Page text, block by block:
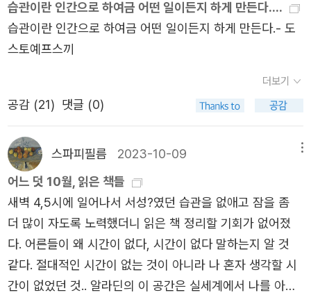
이후 같은 선택을 반복하게 된다. 여기서 스따브로긴은 그가
추구하듯 자유로운가를 질문해본다. 두 의지가 싸우고 있다
는 사실에서부터 그가 자유롭지 않음이 드러나는 것이 아닐
까? 아니면 매번 같은 선택을 하고 있다는 것에서도 마찬가
지 결론에 이른다. 습관이나 경향성은 이미 자유롭지 않은
것을 보여주는 것이다. 서구의 사상에 물든 사람들은 그 사
상을 실현하기 위해 폭력과 살인 그리고 믿는 바를 실행하기
위해 자살을 한다. 과연 그들이 믿고 있는 것처럼 자유의지
로 생각하고 행동하고 있는가 질문한다면 내 대답은 부정적
이다. 그들은 스따브로긴의 사상적 영향을 받았고, 뾰뜨르
베르호벤스키의 정신적 지배를 받고 있다. 그 끝에는 허무와
공허만 있다. 그들은 왜 폭력적이 될 수밖에 없을까? 그들
은 결말은 왜 허무일까? 모든 사상이 다 그렇지는 않을텐데,
폭동과 살인, 자살, 공허가 두드러진다. 왜 도스토옙스키는
짙은 작가였다가 여기서부터 본격적인 대작가로서의 출발점
으로 이해하고, 나의 '4대 장편 준비'의 출발점을 『지하로부
터의 수기』로 잡았다. 돌아이 같은 '지하 인간'의 모순으로
까로비치 돌로루끼 등으로 이어진다. 다소 어렵지만 긴 문장
을 그 호흡 그대로 나누지 않고 번역한 역자의 솜씨는 칭찬
할 만하다.무슨 고집인지 모르겠다. 아마도 도 선생의 주인
공들처럼 돈을 아끼려고 했을 수도 있다. 어쩌면 이전부터
그 유명한 '빨간책'을 소장하고 싶었던 욕구 때문인지도 모
르겠다. 어쨌든 「악몽같은 이야기」,「여름 인상에 대한 겨울
메모」, 「악어」와 중편 『노름꾼』의 네 작품이 수록된 2002년
판 책을 중고로 구해 읽었다. 「악몽같은 이야기」라고는 하지
만 보석같은 작품. 다만, 도 선생의 반복되는 자유주의, 사회
주의, 허무주의에 대한 비판과 슬라브주의 띄우기에 점점 질
역사적 배경에 대해 논한다. 오늘날도 자살에 대해 논하는
것은 금기인 것은 마찬가지이나 그래도 자살자를 희생자로
접근하는 반면에, 19세기까지는 자살에 실패하면 범죄자 낙
인이 찍혔고 성공하면 사후 제도적으로 시신에 갖은 오욕을
보이고 유가족을 박해하였다고 한다. 서구 사회에 기독교 교
을 금지하는 표현은 존재하지 않는다. 자살을 죄악으로 보는
관념은 6세기에 이르러 기독교 교리에 추가되었으며, 오히
려 고대 그리스 로마시대에는 ‘품위있는 대안’이었고 초기
기독교들에게는 순교를 영광으로 여겨 열풍이 일었다고도
한다. 이에 반대파가 정교하게 교리를 가다듬어 자살을 죄악
시하는 교리가 만들어져 오늘에까지 이르렀다.3장이 책의
가장 핵심적인 장이라고 본다. 자살에 대해 흔히 알려진 오
해를 실제 통계와 사례를 통해 바로잡으며, 자살에 대한 정
다.도스토옙스키는 러시아 소설에 등장할 법한 소설 속 주인
공 같은 삶을 살았다. 20대 초반에 발표한 첫 장편 소설 『가
해 가난에 허덕였다.도스토옙스키가 살았던 19세기 러시아
는 어수선한 시대였다. 농노 제도를 기반으로 풍요로운 삶을
누리는 귀족과 가난으로 비참한 농민과 도시 빈민들, 그리고
새로운 세상을 꿈꾸는 지식인들로 혼란스럽게 분열되어 있
었다.특히 이 무렵, 유럽에서 들어온 혁명 사상은 러시아 지
식인들 사이에서 빠른 속도로 퍼졌다. 도스토옙스키 역시 이
런 사상의 흐름에 참여해 혁명가들과 교류한다. 이 때문에
시베리아로 추방당해 8년의 유형 생활을 했다.도스토옙스키
는 뇌전증을 앓았고, 불행한 사랑으로 끊임없이 괴로워했다.
도박 중독으로 빚에 허우적거리며 빚쟁이를 피해 글을 썼다.
그는 숱한 개인사의 불행을 딛고 위대한 작품들을 완성했다.
습관이란 인간으로 하여금 어떤 일이든지 하게 만든다....
습관이란 인간으로 하여금 어떤 일이든지 하게 만든다.- 도
스토예프스끼
더보기
공감 (21) 댓글 (0)
스파피필름 2023-10-09
어느 덧 10월, 읽은 책들
새벽 4,5시에 일어나서 서성?였던 습관을 없애고 잠을 좀
더 많이 자도록 노력했더니 읽은 책 정리할 기회가 없어졌
다. 어른들이 왜 시간이 없다, 시간이 없다 말하는지 알 것
같다. 절대적인 시간이 없는 것이 아니라 나 혼자 생각할 시
간이 없었던 것.. 알라딘의 이 공간은 실세계에서 나를 아는